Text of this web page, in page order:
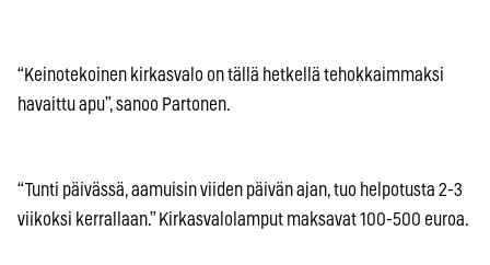
“Keinotekoinen kirkasvalo on tällä hetkellä tehokkaimmaksi
havaittu apu”, sanoo Partonen.
“Tunti päivässä, aamuisin viiden päivän ajan, tuo helpotusta 2-3
viikoksi kerrallaan.” Kirkasvalolamput maksavat 100-500 euroa.